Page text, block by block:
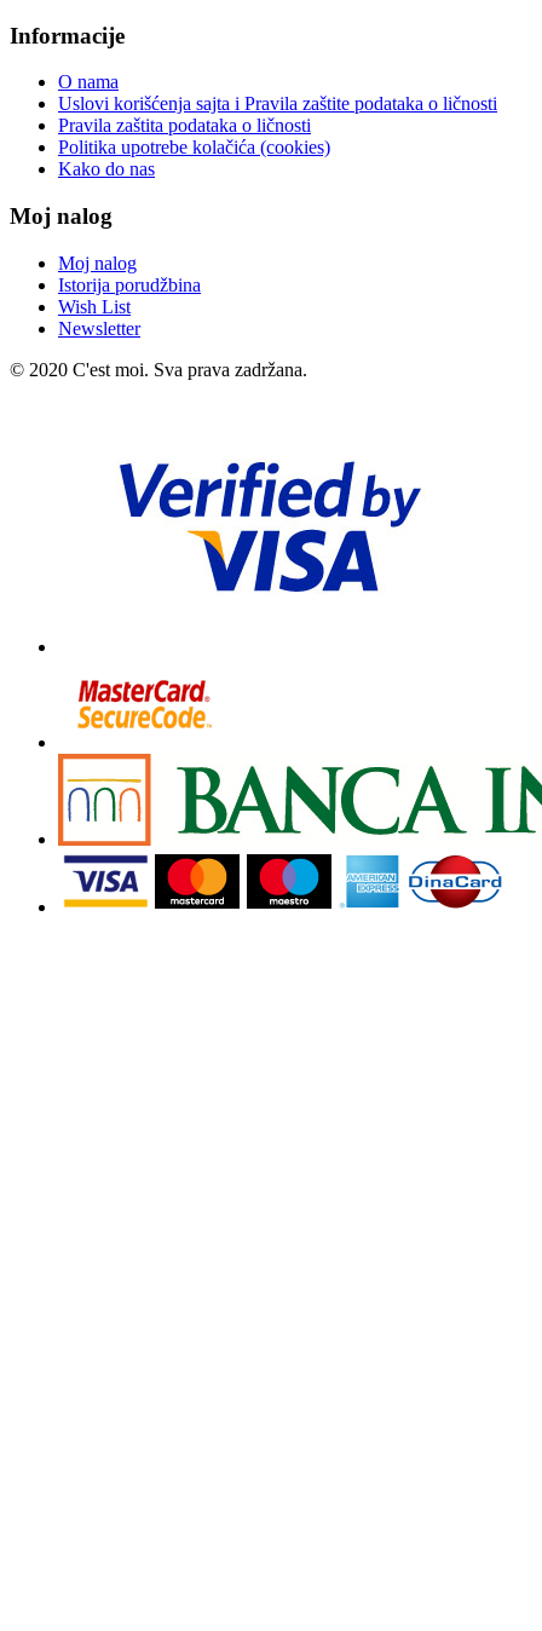
Informacije
O nama
Uslovi korišćenja sajta i Pravila zaštite podataka o ličnosti
Pravila zaštita podataka o ličnosti
Politika upotrebe kolačića (cookies)
Kako do nas
Moj nalog
Moj nalog
Istorija porudžbina
Wish List
Newsletter
© 2020 C'est moi. Sva prava zadržana.